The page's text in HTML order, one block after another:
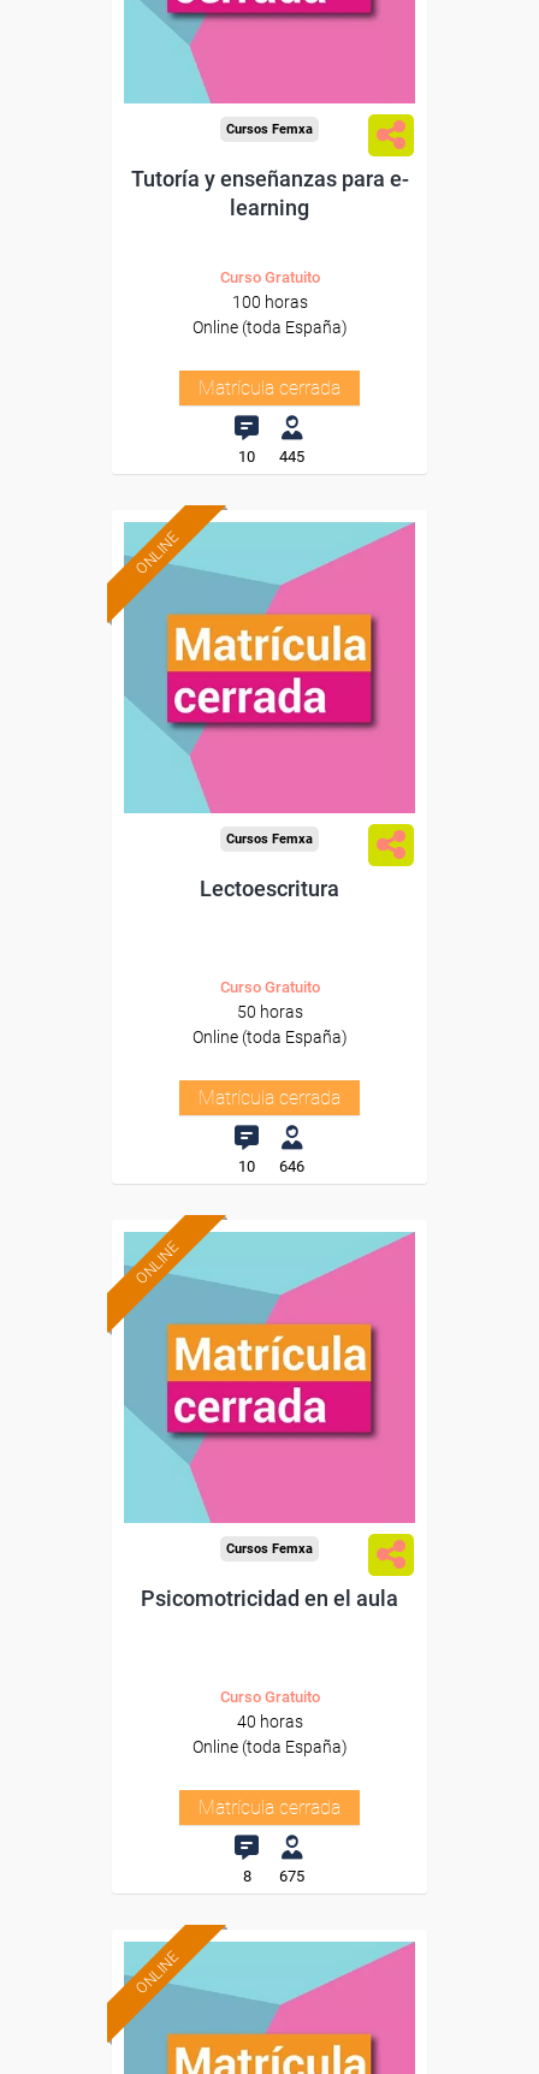
Cursos Femxa
Tutoría y enseñanzas para e-
learning
Curso Gratuito
100 horas
Online (toda España)
Matrícula cerrada
10 445
ONLINE
Cursos Femxa
Lectoescritura
Curso Gratuito
50 horas
Online (toda España)
Matrícula cerrada
10 646
ONLINE
Cursos Femxa
Psicomotricidad en el aula
Curso Gratuito
40 horas
Online (toda España)
Matrícula cerrada
8 675
ONLINE